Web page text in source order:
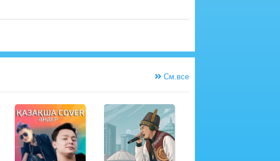
См.все